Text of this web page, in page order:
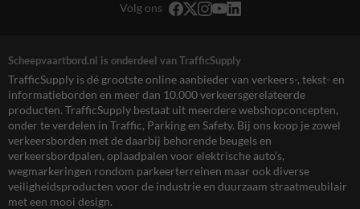
Volg ons
Scheepvaartbord.nl is onderdeel van TrafficSupply
TrafficSupply is dé grootste online aanbieder van verkeers-, tekst- en
informatieborden en meer dan 10.000 verkeersgerelateerde
producten. TrafficSupply bestaat uit meerdere webshopconcepten,
onder te verdelen in Traffic, Parking en Safety. Bij ons koop je zowel
verkeersborden met de daarbij behorende beugels en
verkeersbordpalen, oplaadpalen voor elektrische auto’s,
wegmarkeringen rondom parkeerterreinen maar ook diverse
veiligheidsproducten voor de industrie en duurzaam straatmeubilair
met een mooi design.